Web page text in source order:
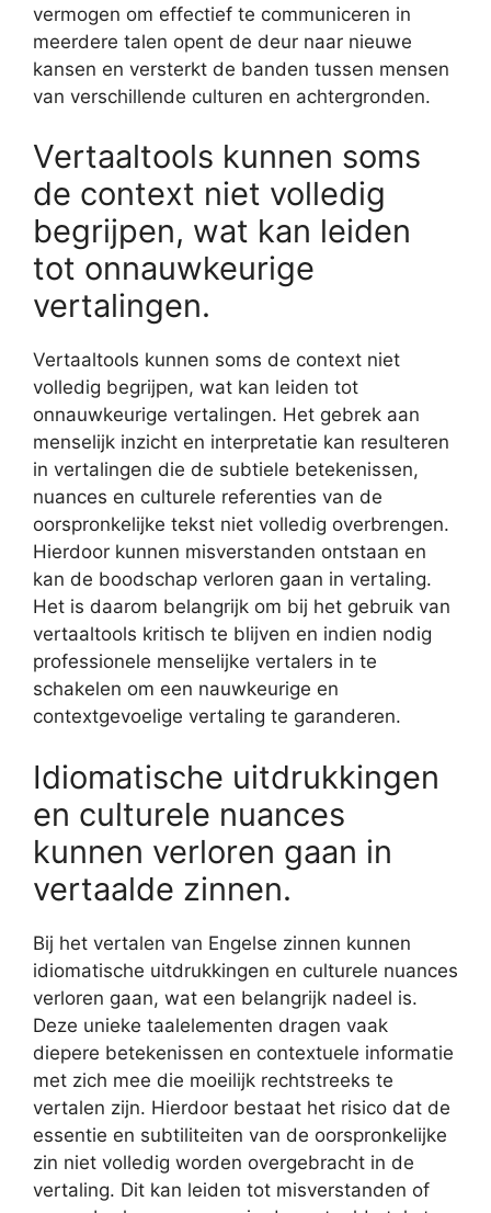
vermogen om effectief te communiceren in
meerdere talen opent de deur naar nieuwe
kansen en versterkt de banden tussen mensen
van verschillende culturen en achtergronden.
Vertaaltools kunnen soms
de context niet volledig
begrijpen, wat kan leiden
tot onnauwkeurige
vertalingen.
Vertaaltools kunnen soms de context niet
volledig begrijpen, wat kan leiden tot
onnauwkeurige vertalingen. Het gebrek aan
menselijk inzicht en interpretatie kan resulteren
in vertalingen die de subtiele betekenissen,
nuances en culturele referenties van de
oorspronkelijke tekst niet volledig overbrengen.
Hierdoor kunnen misverstanden ontstaan en
kan de boodschap verloren gaan in vertaling.
Het is daarom belangrijk om bij het gebruik van
vertaaltools kritisch te blijven en indien nodig
professionele menselijke vertalers in te
schakelen om een nauwkeurige en
contextgevoelige vertaling te garanderen.
Idiomatische uitdrukkingen
en culturele nuances
kunnen verloren gaan in
vertaalde zinnen.
Bij het vertalen van Engelse zinnen kunnen
idiomatische uitdrukkingen en culturele nuances
verloren gaan, wat een belangrijk nadeel is.
Deze unieke taalelementen dragen vaak
diepere betekenissen en contextuele informatie
met zich mee die moeilijk rechtstreeks te
vertalen zijn. Hierdoor bestaat het risico dat de
essentie en subtiliteiten van de oorspronkelijke
zin niet volledig worden overgebracht in de
vertaling. Dit kan leiden tot misverstanden of